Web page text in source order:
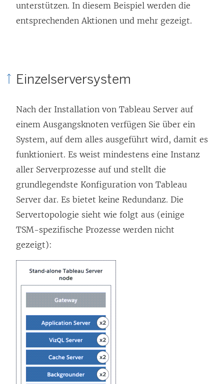
unterstützen. In diesem Beispiel werden die
entsprechenden Aktionen und mehr gezeigt.
Einzelserversystem
Nach der Installation von Tableau Server auf
einem Ausgangsknoten verfügen Sie über ein
System, auf dem alles ausgeführt wird, damit es
funktioniert. Es weist mindestens eine Instanz
aller Serverprozesse auf und stellt die
grundlegendste Konfiguration von Tableau
Server dar. Es bietet keine Redundanz. Die
Servertopologie sieht wie folgt aus (einige
TSM-spezifische Prozesse werden nicht
gezeigt):